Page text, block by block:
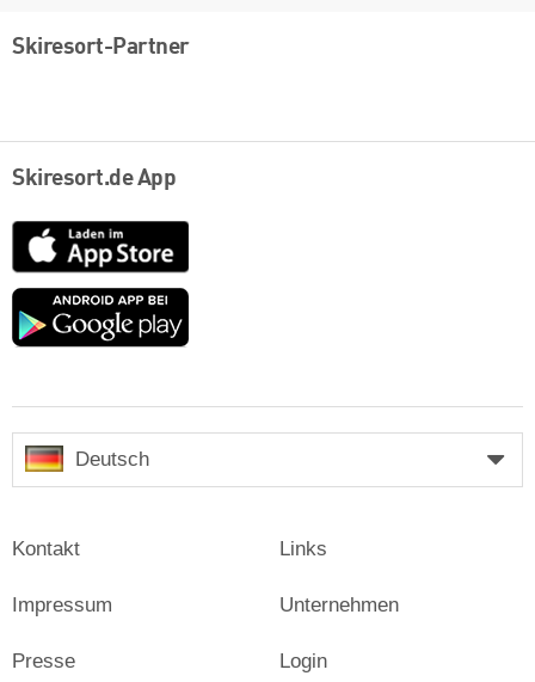
Skiresort-Partner
Skiresort.de App
App
Store
Google
Deutsch
Kontakt
Impressum
Presse
Links
Unternehmen
Login